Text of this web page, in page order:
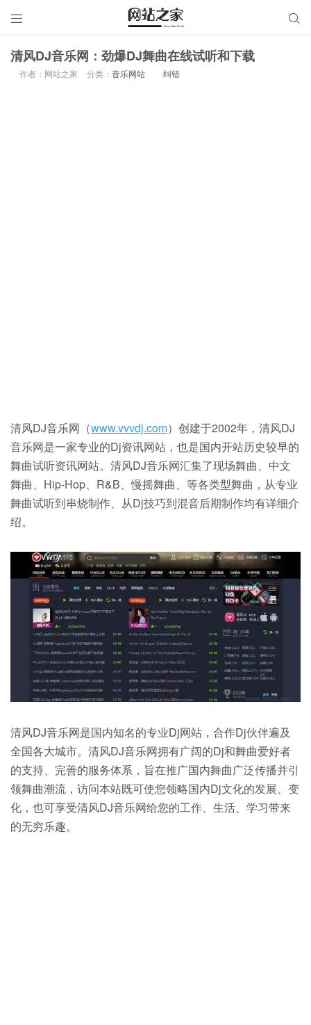
 
清风DJ音乐网：劲爆DJ舞曲在线试听和下载
作者：网站之家 分类： 音乐网站 纠错
清风DJ音乐网（www.vvvdj.com）创建于2002年，清风DJ
音乐网是一家专业的Dj资讯网站，也是国内开站历史较早的
舞曲试听资讯网站。清风DJ音乐网汇集了现场舞曲、中文
舞曲、Hip-Hop、R&B、慢摇舞曲、等各类型舞曲，从专业
舞曲试听到串烧制作、从Dj技巧到混音后期制作均有详细介
绍。
清风DJ音乐网是国内知名的专业Dj网站，合作Dj伙伴遍及
全国各大城市。清风DJ音乐网拥有广阔的Dj和舞曲爱好者
的支持、完善的服务体系，旨在推广国内舞曲广泛传播并引
领舞曲潮流，访问本站既可使您领略国内Dj文化的发展、变
化，也可享受清风DJ音乐网给您的工作、生活、学习带来
的无穷乐趣。